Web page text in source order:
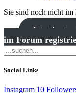
Sie sind noch nicht im
Jetzt
im Forum
Social Links
Instagram 10